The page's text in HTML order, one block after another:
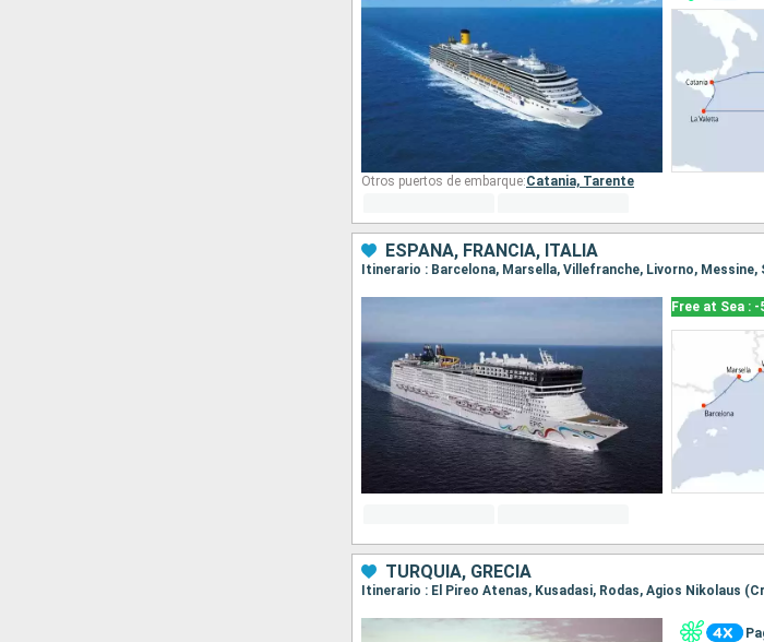
Otros puertos de embarque:Catania, Tarente
ESPAÑA, FRANCIA, ITALIA
Itinerario : Barcelona, Marsella, Villefranche, Livorno,
Free at Sea : -
TURQUÍA, GRECIA
Itinerario : El Pireo Atenas, Kusadasi, Rodas, Agios Nikolaus